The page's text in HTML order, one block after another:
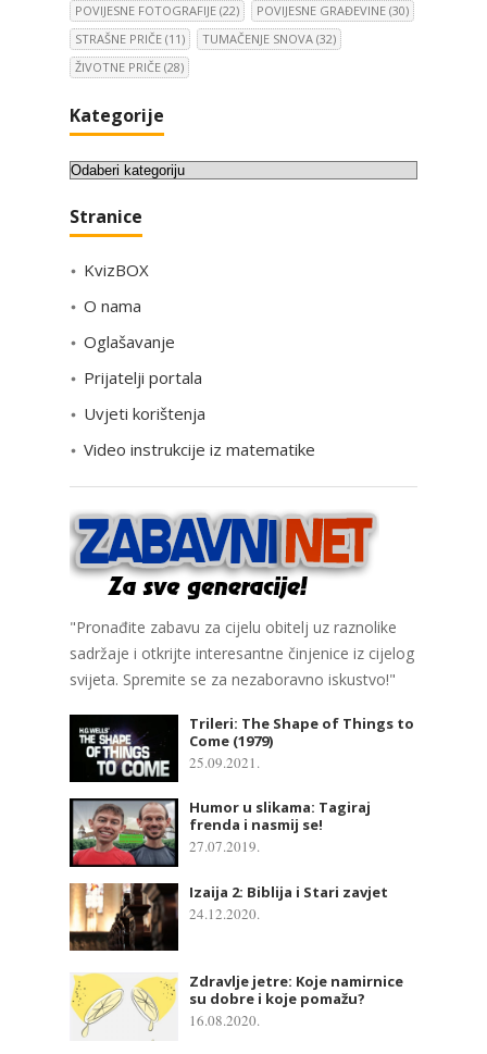
POVIJESNE FOTOGRAFIJE (22) POVIJESNE GRAĐEVINE (30)
STRAŠNE PRIČE (11) TUMAČENJE SNOVA (32)
ŽIVOTNE PRIČE (28)
Kategorije
K
t
g
i
j
Stranice
KvizBOX
O nama
Oglašavanje
Prijatelji portala
Uvjeti korištenja
Video instrukcije iz matematike
"Pronađite zabavu za cijelu obitelj uz raznolike
sadržaje i otkrijte interesantne činjenice iz cijelog
svijeta. Spremite se za nezaboravno iskustvo!"
Trileri: The Shape of Things to
Come (1979)
25.09.2021.
Humor u slikama: Tagiraj
frenda i nasmij se!
27.07.2019.
Izaija 2: Biblija i Stari zavjet
24.12.2020.
Zdravlje jetre: Koje namirnice
su dobre i koje pomažu?
16.08.2020.